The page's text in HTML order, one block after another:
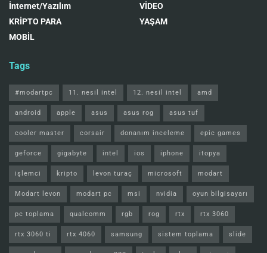
İnternet/Yazılım
KRİPTO PARA
MOBİL
VİDEO
YAŞAM
Tags
#modartpc 11. nesil intel 12. nesil intel amd
android apple asus asus rog asus tuf
cooler master corsair donanım inceleme epic games
geforce gigabyte intel ios iphone itopya
işlemci kripto levon turaç microsoft modart
Modart levon modart pc msi nvidia oyun bilgisayarı
pc toplama qualcomm rgb rog rtx rtx 3060
rtx 3060 ti rtx 4060 samsung sistem toplama slide